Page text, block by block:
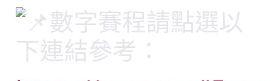
數字賽程請點選以
下連結參考：